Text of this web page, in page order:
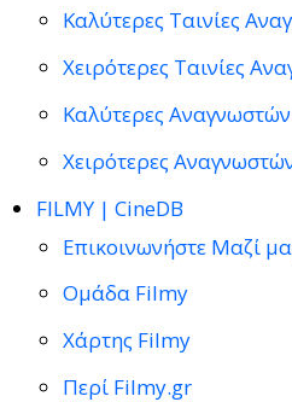
Καλύτερες Ταινίες
Χειρότερες Ταινίες
Καλύτερες
Χειρότερες
FILMY | CineDB
Επικοινωνήστε Μαζί
Ομάδα Filmy
Χάρτης Filmy
Περί Filmy.gr